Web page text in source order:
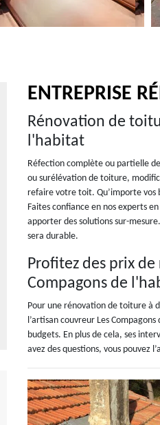
ENTREPRISE
Rénovation de
l'habitat
Réfection complète ou partielle
ou surélévation de toiture,
refaire votre toit. Qu’importe vos
Faites confiance en nos experts
apporter des solutions sur-
sera durable.
Profitez des prix
Compagons de
Pour une rénovation de toiture à
l’artisan couvreur Les
budgets. En plus de cela, ses
avez des questions, vous pouvez